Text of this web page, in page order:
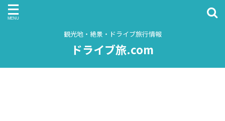
観光地・絶景・ドライブ旅行情報
ドライブ旅.com